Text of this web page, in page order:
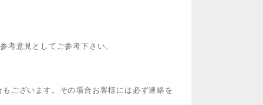
考意見としてご参考下さい。
ございます。その場合お客様には必ず連絡を